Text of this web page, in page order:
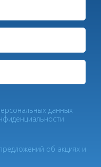
данных
об акциях и